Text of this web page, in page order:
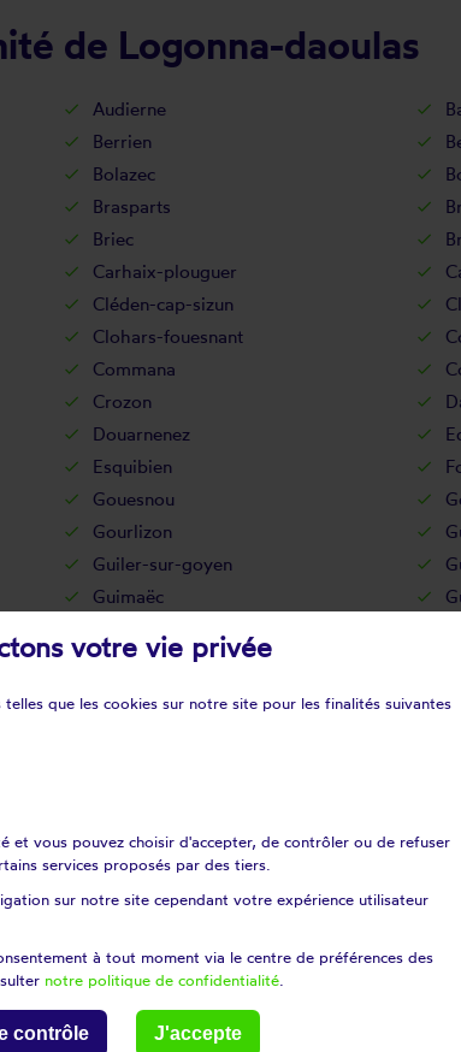
de Logonna-daoulas
Audierne
Berrien
Bolazec
Brasparts
Briec
Carhaix-plouguer
Cléden-cap-sizun
Clohars-fouesnant
Commana
Crozon
Douarnenez
Esquibien
Gouesnou
Gourlizon
Guiler-sur-goyen
Guimaëc
Huelgoat
Ile-tudy
Landévennec
Landudec
Lanneuffret
Laz
Le drennec
votre vie privée
que les cookies sur notre site pour les finalités suivantes
et vous pouvez choisir d'accepter, de contrôler ou de refuser
services proposés par des tiers.
sur notre site cependant votre expérience utilisateur
à tout moment via le centre de préférences des
notre politique de confidentialité
contrôle J'accepte